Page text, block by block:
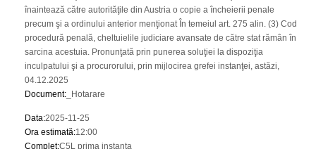
înaintează către autorităţile din Austria o copie a încheierii penale
precum şi a ordinului anterior menţionat În temeiul art. 275 alin. (3) Cod
procedură penală, cheltuielile judiciare avansate de către stat rămân în
sarcina acestuia. Pronunţată prin punerea soluţiei la dispoziţia
inculpatului şi a procurorului, prin mijlocirea grefei instanţei, astăzi,
04.12.2025
Document: _Hotarare
Data:2025-11-25
Ora estimată:12:00
Complet:C5L prima instanta